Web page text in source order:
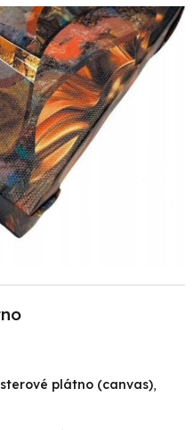
plátno (canvas),